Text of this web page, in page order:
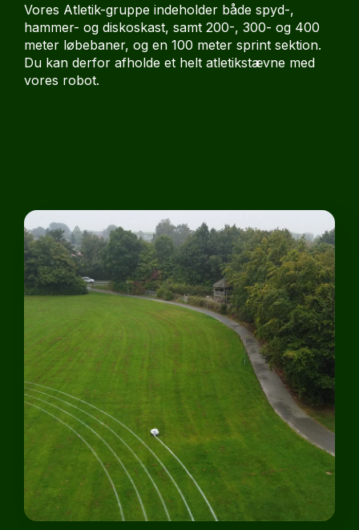
Vores Atletik-gruppe indeholder både spyd-,
hammer- og diskoskast, samt 200-, 300- og 400
meter løbebaner, og en 100 meter sprint sektion.
Du kan derfor afholde et helt atletikstævne med
vores robot.